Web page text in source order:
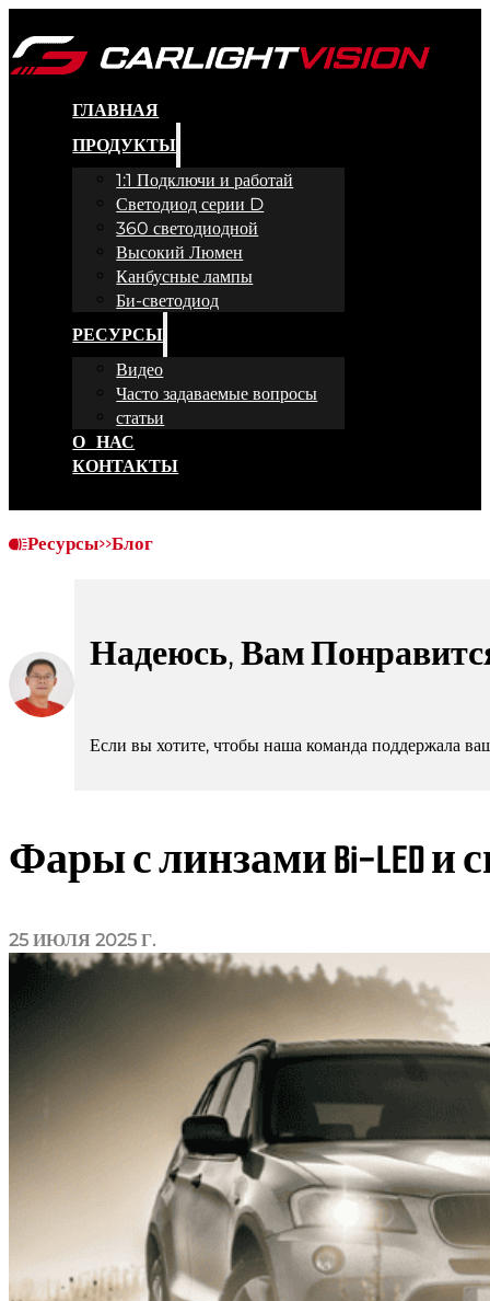
ГЛАВНАЯ
ПРОДУКТЫ
1:1 Подключи и работай
Светодиод серии D
360 светодиодной
Высокий Люмен
Канбусные лампы
Би-светодиод
РЕСУРСЫ
Видео
Часто задаваемые вопросы
статьи
О НАС
КОНТАКТЫ
Ресурсы>>Блог
Надеюсь, Вам
Если вы хотите, чтобы наша команда поддержала
Фары с линзами Bi-LED
25 ИЮЛЯ 2025 Г.